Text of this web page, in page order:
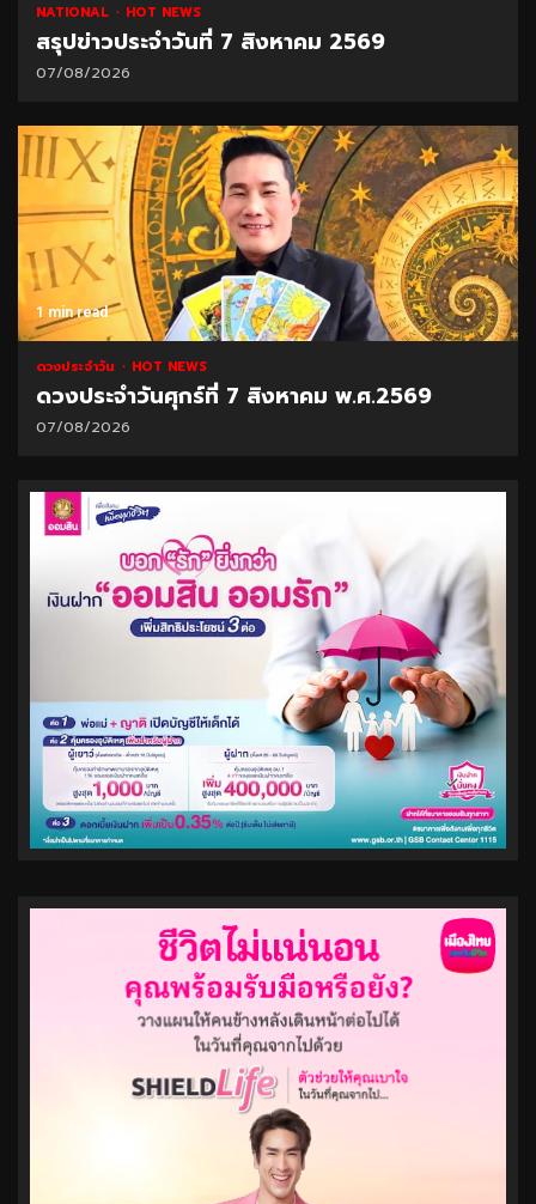
NATIONAL HOT NEWS
สรุปข่าวประจำวันที่ 7 สิงหาคม 2569
07/08/2026
1 min read
ดวงประจำวัน HOT NEWS
ดวงประจำวันศุกร์ที่ 7 สิงหาคม พ.ศ.2569
07/08/2026